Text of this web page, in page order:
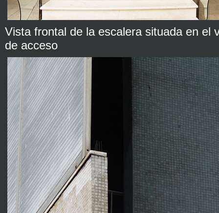
Vista frontal de la escalera situada en el
de acceso